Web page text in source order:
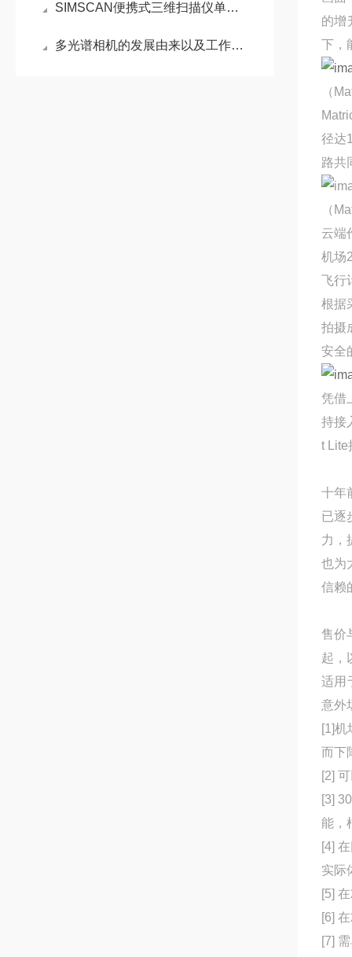
SIMSCAN便携式三维扫描仪单手掌控，畅扫世界
多光谱相机的发展由来以及工作谱段范围的叙述
的增
下，
（
径达
路共
（
云端
机场
飞行
根据
拍摄
安全
凭借
持接
t Lite
十年
已逐
力，
也为
信赖
售价
起，
适用
意外
[1]
而下
[2]
[3]
能，
[4]
实际
[5]
[6]
[7]